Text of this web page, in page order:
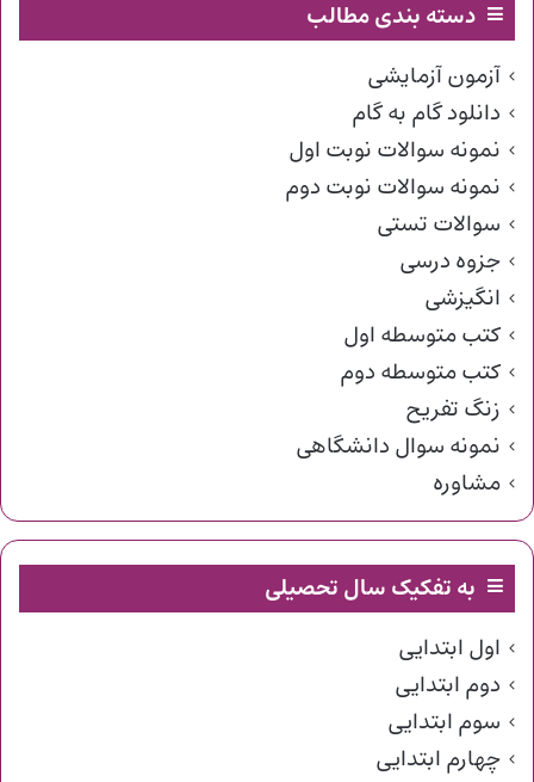
دسته بندی مطالب
آزمون آزمایشی
دانلود گام به گام
نمونه سوالات نوبت اول
نمونه سوالات نوبت دوم
سوالات تستی
جزوه درسی
انگیزشی
کتب متوسطه اول
کتب متوسطه دوم
زنگ تفریح
نمونه سوال دانشگاهی
مشاوره
به تفکیک سال تحصیلی
اول ابتدایی
دوم ابتدایی
سوم ابتدایی
چهارم ابتدایی